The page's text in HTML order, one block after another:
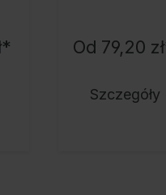
Od 79,20
Szczegóły